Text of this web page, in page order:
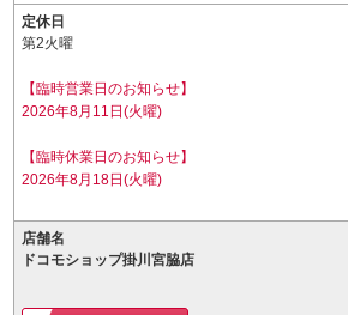
定休日
第2火曜
【臨時営業日のお知らせ】
2026年8月11日(火曜)
【臨時休業日のお知らせ】
2026年8月18日(火曜)
店舗名
ドコモショップ掛川宮脇店